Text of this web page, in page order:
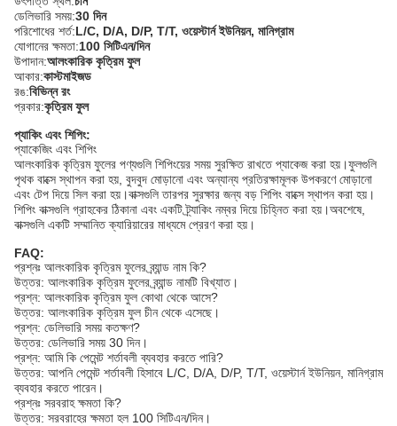
ডেলিভারি সময়:30 দিন
পরিশোধের শর্ত:L/C, D/A, D/P, T/T, ওয়েস্টার্ন ইউনিয়ন, মানিগ্রাম
যোগানের ক্ষমতা:100 সিটিএন/দিন
উপাদান:আলংকারিক কৃত্রিম ফুল
আকার:কাস্টমাইজড
রঙ:বিভিন্ন রং
প্রকার:কৃত্রিম ফুল
প্যাকিং এবং শিপিং:
প্যাকেজিং এবং শিপিং
আলংকারিক কৃত্রিম ফুলের পণ্যগুলি শিপিংয়ের সময় সুরক্ষিত রাখতে প্যাকেজ করা হয়।ফুলগুলি
পৃথক বাক্সে স্থাপন করা হয়, বুদবুদ মোড়ানো এবং অন্যান্য প্রতিরক্ষামূলক উপকরণে মোড়ানো
এবং টেপ দিয়ে সিল করা হয়।বাক্সগুলি তারপর সুরক্ষার জন্য বড় শিপিং বাক্সে স্থাপন করা হয়।
শিপিং বাক্সগুলি গ্রাহকের ঠিকানা এবং একটি ট্র্যাকিং নম্বর দিয়ে চিহ্নিত করা হয়।অবশেষে,
বাক্সগুলি একটি সম্মানিত ক্যারিয়ারের মাধ্যমে প্রেরণ করা হয়।
FAQ:
প্রশ্নঃ আলংকারিক কৃত্রিম ফুলের ব্র্যান্ড নাম কি?
উত্তর: আলংকারিক কৃত্রিম ফুলের ব্র্যান্ড নামটি বিখ্যাত।
প্রশ্ন: আলংকারিক কৃত্রিম ফুল কোথা থেকে আসে?
উত্তর: আলংকারিক কৃত্রিম ফুল চীন থেকে এসেছে।
প্রশ্ন: ডেলিভারি সময় কতক্ষণ?
উত্তর: ডেলিভারি সময় 30 দিন।
প্রশ্ন: আমি কি পেমেন্ট শর্তাবলী ব্যবহার করতে পারি?
উত্তর: আপনি পেমেন্ট শর্তাবলী হিসাবে L/C, D/A, D/P, T/T, ওয়েস্টার্ন ইউনিয়ন, মানিগ্রাম
ব্যবহার করতে পারেন।
প্রশ্নঃ সরবরাহ ক্ষমতা কি?
উত্তর: সরবরাহের ক্ষমতা হল 100 সিটিএন/দিন।